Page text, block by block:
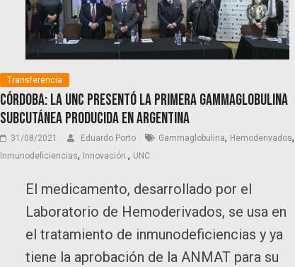
Transferencia
Córdoba: La UNC presentó la primera gammaglobulina
subcutánea producida en Argentina
31/08/2021 Eduardo Porto Gammaglobulina, Hemoderivados,
Inmunodeficiencias, Innovación., UNC
El medicamento, desarrollado por el
Laboratorio de Hemoderivados, se usa en
el tratamiento de inmunodeficiencias y ya
tiene la aprobación de la ANMAT para su